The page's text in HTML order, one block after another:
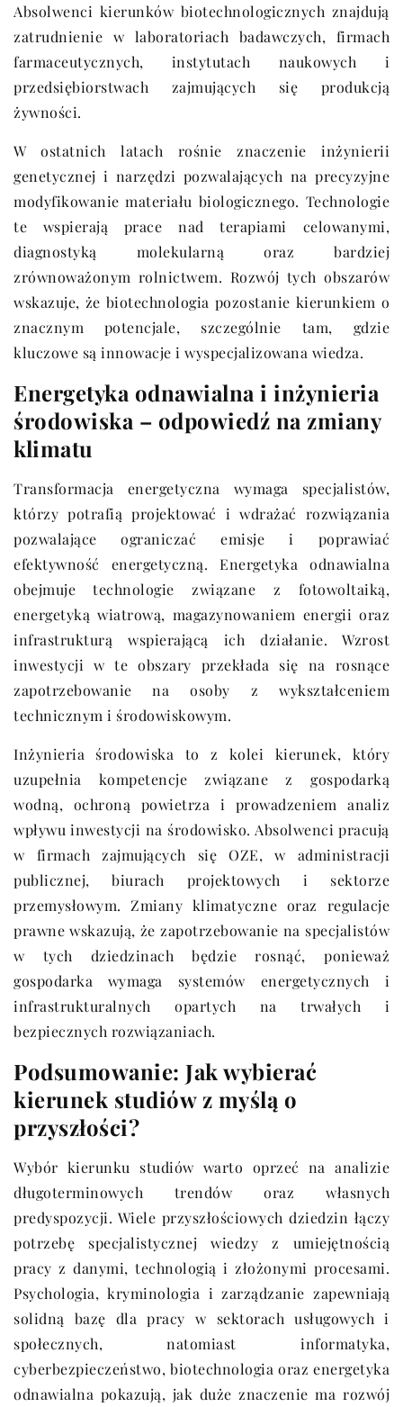
Absolwenci kierunków biotechnologicznych znajdują
zatrudnienie w laboratoriach badawczych, firmach
farmaceutycznych, instytutach naukowych i
przedsiębiorstwach zajmujących się produkcją
żywności.
W ostatnich latach rośnie znaczenie inżynierii
genetycznej i narzędzi pozwalających na precyzyjne
modyfikowanie materiału biologicznego. Technologie
te wspierają prace nad terapiami celowanymi,
diagnostyką molekularną oraz bardziej
zrównoważonym rolnictwem. Rozwój tych obszarów
wskazuje, że biotechnologia pozostanie kierunkiem o
znacznym potencjale, szczególnie tam, gdzie
kluczowe są innowacje i wyspecjalizowana wiedza.
Energetyka odnawialna i inżynieria
środowiska – odpowiedź na zmiany
klimatu
Transformacja energetyczna wymaga specjalistów,
którzy potrafią projektować i wdrażać rozwiązania
pozwalające ograniczać emisje i poprawiać
efektywność energetyczną. Energetyka odnawialna
obejmuje technologie związane z fotowoltaiką,
energetyką wiatrową, magazynowaniem energii oraz
infrastrukturą wspierającą ich działanie. Wzrost
inwestycji w te obszary przekłada się na rosnące
zapotrzebowanie na osoby z wykształceniem
technicznym i środowiskowym.
Inżynieria środowiska to z kolei kierunek, który
uzupełnia kompetencje związane z gospodarką
wodną, ochroną powietrza i prowadzeniem analiz
wpływu inwestycji na środowisko. Absolwenci pracują
w firmach zajmujących się OZE, w administracji
publicznej, biurach projektowych i sektorze
przemysłowym. Zmiany klimatyczne oraz regulacje
prawne wskazują, że zapotrzebowanie na specjalistów
w tych dziedzinach będzie rosnąć, ponieważ
gospodarka wymaga systemów energetycznych i
infrastrukturalnych opartych na trwałych i
bezpiecznych rozwiązaniach.
Podsumowanie: Jak wybierać
kierunek studiów z myślą o
przyszłości?
Wybór kierunku studiów warto oprzeć na analizie
długoterminowych trendów oraz własnych
predyspozycji. Wiele przyszłościowych dziedzin łączy
potrzebę specjalistycznej wiedzy z umiejętnością
pracy z danymi, technologią i złożonymi procesami.
Psychologia, kryminologia i zarządzanie zapewniają
solidną bazę dla pracy w sektorach usługowych i
społecznych, natomiast informatyka,
cyberbezpieczeństwo, biotechnologia oraz energetyka
odnawialna pokazują, jak duże znaczenie ma rozwój